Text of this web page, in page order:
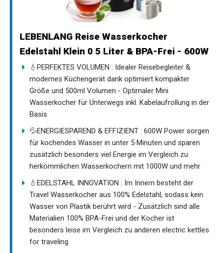
LEBENLANG Reise Wasserkocher
Edelstahl Klein 0 5 Liter & BPA-Frei - 600W
💧PERFEKTES VOLUMEN : Idealer Reisebegleiter &
modernes Küchengerät dank optimiert kompakter
Größe und 500ml Volumen - Optimaler Mini
Wasserkocher für Unterwegs inkl. Kabelaufrollung in der
Basis
💦ENERGIESPAREND & EFFIZIENT : 600W Power sorgen
für kochendes Wasser in unter 5 Minuten und sparen
zusätzlich besonders viel Energie im Vergleich zu
herkömmlichen Wasserkochern mit 1000W und mehr
💧EDELSTAHL INNOVATION : Im Innern besteht der
Travel Wasserkocher aus 100% Edelstahl, sodass kein
Wasser von Plastik berührt wird - Zusätzlich sind alle
Materialien 100% BPA-Frei und der Kocher ist
besonders leise im Vergleich zu anderen electric kettles
for traveling